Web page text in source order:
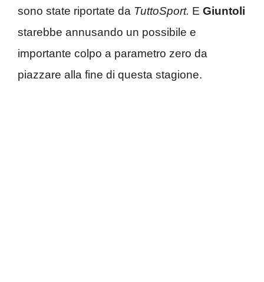
sono state riportate da TuttoSport. E Giuntoli
starebbe annusando un possibile e
importante colpo a parametro zero da
piazzare alla fine di questa stagione.